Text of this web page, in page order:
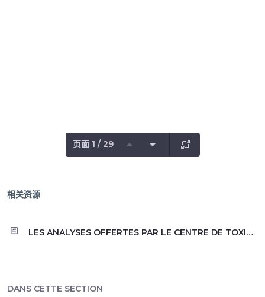
页面 1 / 29
相关资源
LES ANALYSES OFFERTES PAR LE CENTRE DE TOXICOLOGIE DU QUÉBEC (CTQ) EN SOUTIEN À LA MÉDECINE DES TOXICOMANIES Par Andrée-Anne Marcoux et Nicolas Caron
DANS CETTE SECTION